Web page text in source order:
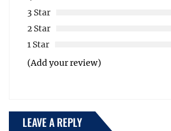
3 Star
2 Star
1 Star
(Add your review)
LEAVE A REPLY